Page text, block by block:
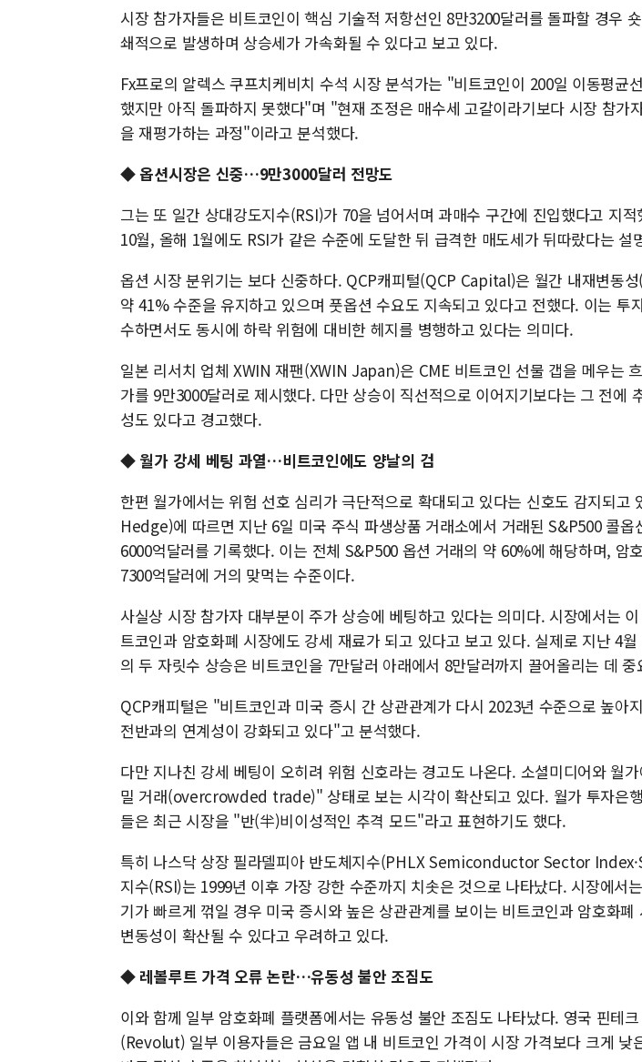
시장 참가자들은 비트코인이 핵심 기술적 저항선인 8만3200달러를 돌파할 경우
쇄적으로 발생하며 상승세가 가속화될 수 있다고 보고 있다.
Fx프로의 알렉스 쿠프치케비치 수석 시장 분석가는 "비트코인이 200일 이동평균
했지만 아직 돌파하지 못했다"며 "현재 조정은 매수세 고갈이라기보다 시장 참가
을 재평가하는 과정"이라고 분석했다.
◆옵션시장은 신중…9만3000달러 전망도
그는 또 일간 상대강도지수(RSI)가 70을 넘어서며 과매수 구간에 진입했다고 지
10월, 올해 1월에도 RSI가 같은 수준에 도달한 뒤 급격한 매도세가 뒤따랐다는 설
옵션 시장 분위기는 보다 신중하다. QCP캐피털(QCP Capital)은 월간 내재변
약 41% 수준을 유지하고 있으며 풋옵션 수요도 지속되고 있다고 전했다. 이는 투
수하면서도 동시에 하락 위험에 대비한 헤지를 병행하고 있다는 의미다.
일본 리서치 업체 XWIN 재팬(XWIN Japan)은 CME 비트코인 선물 갭을 메우는
가를 9만3000달러로 제시했다. 다만 상승이 직선적으로 이어지기보다는 그 전에
성도 있다고 경고했다.
◆월가 강세 베팅 과열…비트코인에도 양날의 검
한편 월가에서는 위험 선호 심리가 극단적으로 확대되고 있다는 신호도 감지되고
Hedge)에 따르면 지난 6일 미국 주식 파생상품 거래소에서 거래된 S&P500 콜옵
6000억달러를 기록했다. 이는 전체 S&P500 옵션 거래의 약 60%에 해당하며, 암
7300억달러에 거의 맞먹는 수준이다.
사실상 시장 참가자 대부분이 주가 상승에 베팅하고 있다는 의미다. 시장에서는
트코인과 암호화폐 시장에도 강세 재료가 되고 있다고 보고 있다. 실제로 지난 4
의 두 자릿수 상승은 비트코인을 7만달러 아래에서 8만달러까지 끌어올리는 데
QCP캐피털은 "비트코인과 미국 증시 간 상관관계가 다시 2023년 수준으로 높아
전반과의 연계성이 강화되고 있다"고 분석했다.
다만 지나친 강세 베팅이 오히려 위험 신호라는 경고도 나온다. 소셜미디어와 월
밀 거래(overcrowded trade)" 상태로 보는 시각이 확산되고 있다. 월가 투자은
들은 최근 시장을 "반(半)비이성적인 추격 모드"라고 표현하기도 했다.
특히 나스닥 상장 필라델피아 반도체지수(PHLX Semiconductor Sector
지수(RSI)는 1999년 이후 가장 강한 수준까지 치솟은 것으로 나타났다. 시장에서
기가 빠르게 꺾일 경우 미국 증시와 높은 상관관계를 보이는 비트코인과 암호화
변동성이 확산될 수 있다고 우려하고 있다.
◆레볼루트 가격 오류 논란…유동성 불안 조짐도
이와 함께 일부 암호화폐 플랫폼에서는 유동성 불안 조짐도 나타났다. 영국 핀테
(Revolut) 일부 이용자들은 금요일 앱 내 비트코인 가격이 시장 가격보다 크게 낮